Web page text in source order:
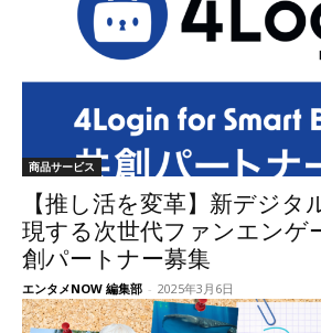
商品サービス
【推し活を変革】新デジタ
現する次世代ファンエンゲ
創パートナー募集
エンタメNOW 編集部 - 2025年3月6日